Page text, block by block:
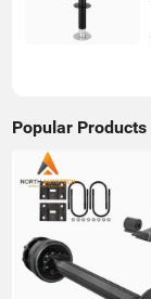
Popular Products